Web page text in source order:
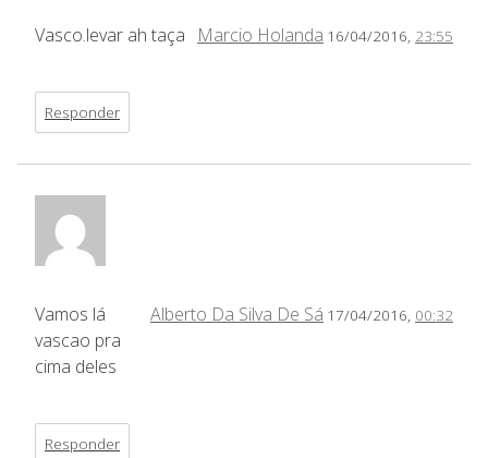
Marcio Holanda 16/04/2016, 23:55
Vasco.levar ah taça
Responder
Alberto Da Silva De Sá 17/04/2016, 00:32
Vamos lá
vascao pra
cima deles
Responder